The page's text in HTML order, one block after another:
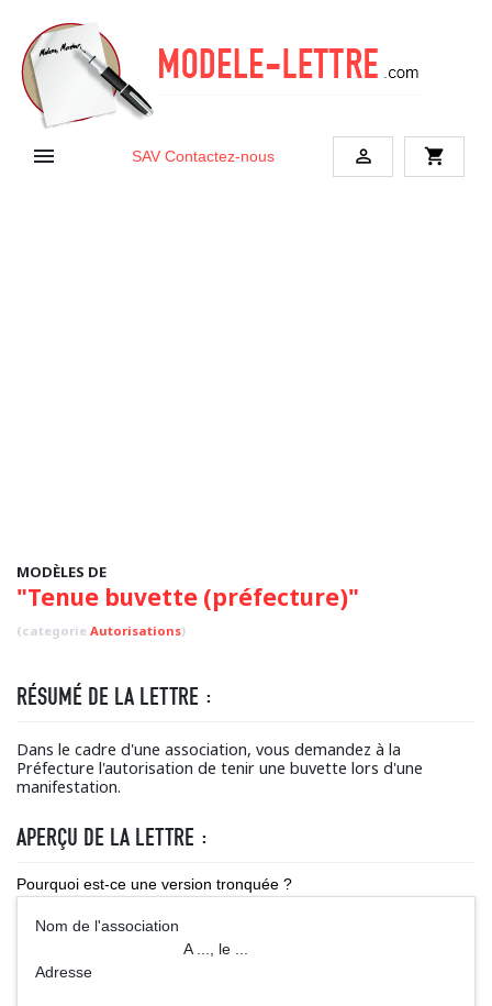
 SAV Contactez-nous  shopping_cart
MODÈLES DE
"Tenue buvette (préfecture)"
(categorie Autorisations)
RÉSUMÉ DE LA LETTRE :
Dans le cadre d'une association, vous demandez à la
Préfecture l'autorisation de tenir une buvette lors d'une
manifestation.
APERÇU DE LA LETTRE :
Pourquoi est-ce une version tronquée ?
Nom de l'association
A ..., le ...
Adresse